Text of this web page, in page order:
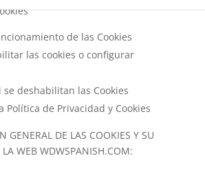
de las Cookies
las cookies o configurar
se deshabilitan las Cookies
Política de Privacidad y Cookies
GENERAL DE LAS COOKIES Y SU
WEB WDWSPANISH.COM: